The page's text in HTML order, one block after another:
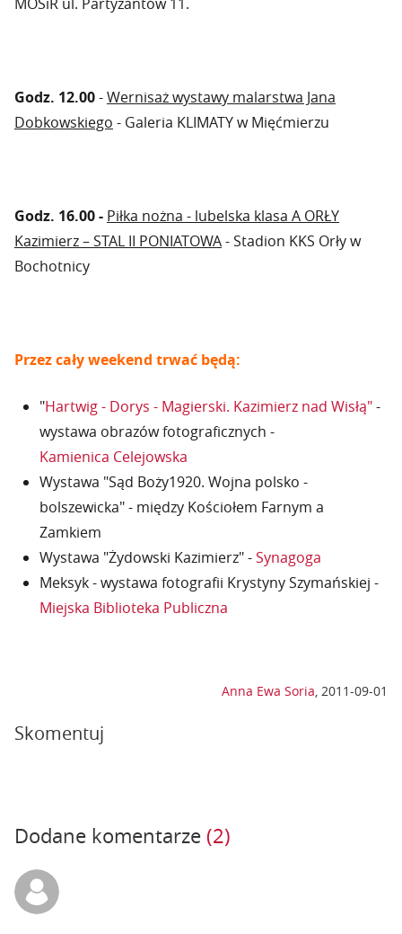
Godz. 12.00-Wernisaż wystawy malarstwa Jana
Dobkowskiego - Galeria KLIMATY w Mięćmierzu
Godz. 16.00 - Piłka nożna - lubelska klasa A ORŁY
Kazimierz – STAL II PONIATOWA- Stadion KKS Orły w
Bochotnicy
Przez cały weekend trwać będą:
"Hartwig - Dorys - Magierski. Kazimierz nad Wisłą"-
wystawa obrazów fotograficznych -
Kamienica Celejowska
Wystawa "Sąd Boży1920. Wojna polsko -
bolszewicka" - między Kościołem Farnym a
Zamkiem
Wystawa "Żydowski Kazimierz" -Synagoga
Meksyk - wystawa fotografii Krystyny Szymańskiej -
Miejska Biblioteka Publiczna
Anna Ewa Soria, 2011-09-01
Skomentuj
Dodane komentarze (2)